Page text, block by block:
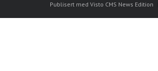
Publisert med Visto CMS News Edition